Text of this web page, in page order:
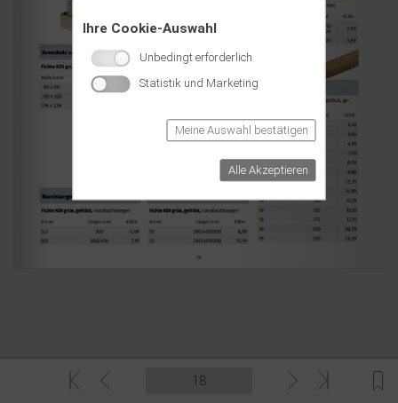
Ihre Cookie-Auswahl
Unbedingt erforderlich
Statistik und Marketing
Meine Auswahl bestätigen
Alle Akzeptieren